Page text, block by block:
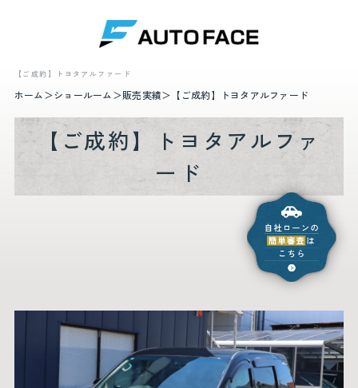
【ご成約】トヨタアルファード
ホーム ショールーム 販売実績 【ご成約】トヨタアルファード
【ご成約】トヨタアルファ
ード